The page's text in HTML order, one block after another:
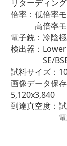
リターディン
倍率：低倍率
高倍率モー
電子銃：冷陰
検出器：
SE/BSE信
試料サイズ：
画像データ保
5,120x3,840
到達真空度：
電子銃室
2xE-6
7xE-5